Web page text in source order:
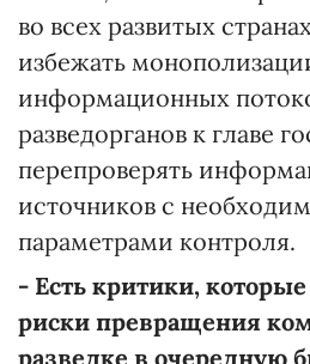
во всех развитых
избежать
информационных
разведорганов к главе
перепроверять
источников с
параметрами контроля.
- Есть критики,
риски превращения
разведке в очередную